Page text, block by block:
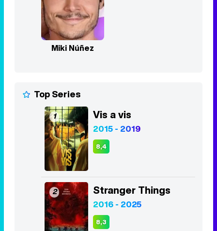
Miki Núñez
Top Series
1 Vis a vis
2015 - 2019
8,4
2 Stranger Things
2016 - 2025
8,3